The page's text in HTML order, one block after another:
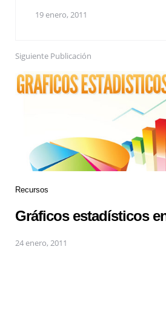
19 enero, 2011
Siguiente Publicación
Recursos
Gráficos estadísticos
24 enero, 2011